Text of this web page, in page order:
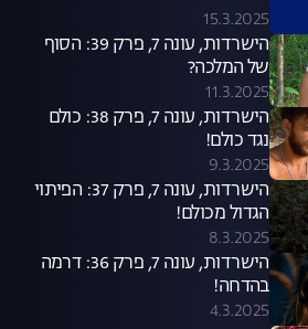
15.3.2025
הישרדות, עונה 7, פרק 39: הסוף
של המלכה?
11.3.2025
הישרדות, עונה 7, פרק 38: כולם
נגד כולם!
9.3.2025
הישרדות, עונה 7, פרק 37: הפיתוי
הגדול מכולם!
8.3.2025
הישרדות, עונה 7, פרק 36: דרמה
בהדחה!
4.3.2025